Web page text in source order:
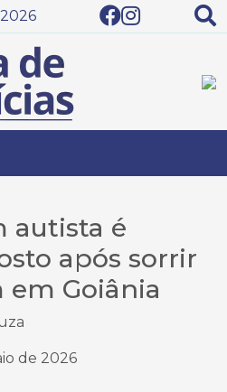
autista é
após sorrir
Goiânia
de 2026